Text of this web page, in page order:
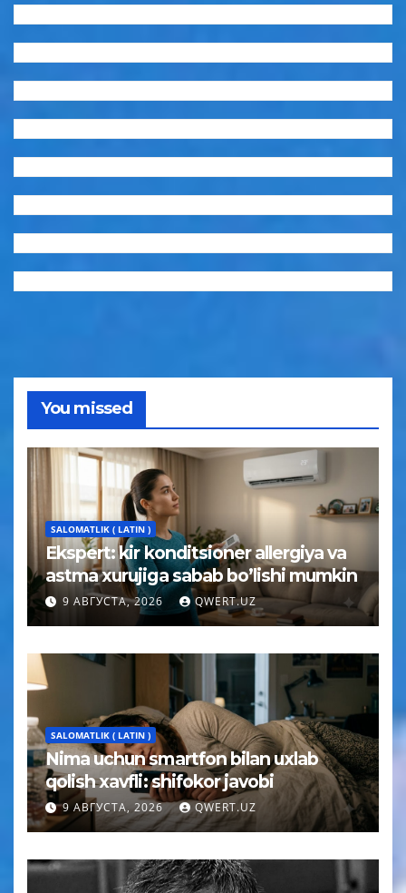
You missed
SALOMATLIK ( LATIN )
Ekspert: kir konditsioner allergiya va
astma xurujiga sabab bo’lishi mumkin
9 АВГУСТА, 2026 QWERT.UZ
SALOMATLIK ( LATIN )
Nima uchun smartfon bilan uxlab
qolish xavfli: shifokor javobi
9 АВГУСТА, 2026 QWERT.UZ